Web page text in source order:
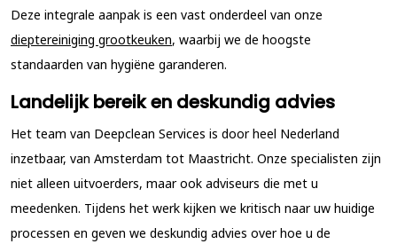
Deze integrale aanpak is een vast onderdeel van onze
dieptereiniging grootkeuken, waarbij we de hoogste
standaarden van hygiëne garanderen.
Landelijk bereik en deskundig advies
Het team van Deepclean Services is door heel Nederland
inzetbaar, van Amsterdam tot Maastricht. Onze specialisten zijn
niet alleen uitvoerders, maar ook adviseurs die met u
meedenken. Tijdens het werk kijken we kritisch naar uw huidige
processen en geven we deskundig advies over hoe u de